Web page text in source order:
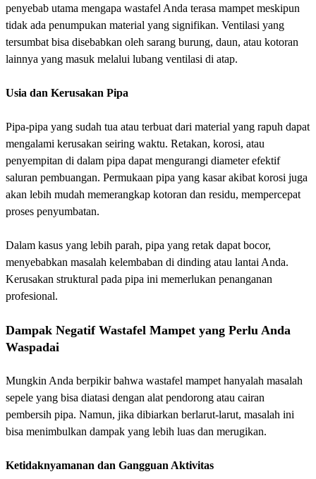
penyebab utama mengapa wastafel Anda terasa mampet meskipun
tidak ada penumpukan material yang signifikan. Ventilasi yang
tersumbat bisa disebabkan oleh sarang burung, daun, atau kotoran
lainnya yang masuk melalui lubang ventilasi di atap.
Usia dan Kerusakan Pipa
Pipa-pipa yang sudah tua atau terbuat dari material yang rapuh dapat
mengalami kerusakan seiring waktu. Retakan, korosi, atau
penyempitan di dalam pipa dapat mengurangi diameter efektif
saluran pembuangan. Permukaan pipa yang kasar akibat korosi juga
akan lebih mudah memerangkap kotoran dan residu, mempercepat
proses penyumbatan.
Dalam kasus yang lebih parah, pipa yang retak dapat bocor,
menyebabkan masalah kelembaban di dinding atau lantai Anda.
Kerusakan struktural pada pipa ini memerlukan penanganan
profesional.
Dampak Negatif Wastafel Mampet yang Perlu Anda
Waspadai
Mungkin Anda berpikir bahwa wastafel mampet hanyalah masalah
sepele yang bisa diatasi dengan alat pendorong atau cairan
pembersih pipa. Namun, jika dibiarkan berlarut-larut, masalah ini
bisa menimbulkan dampak yang lebih luas dan merugikan.
Ketidaknyamanan dan Gangguan Aktivitas